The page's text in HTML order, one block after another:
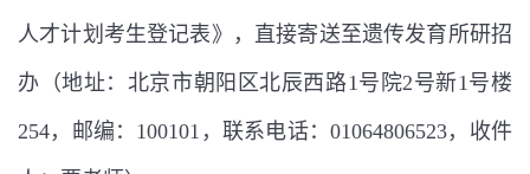
人才计划考生登记表》，直接寄送至遗传发育所研招
办 （地址：北京市朝阳区北辰西路1号院2号新1号楼
254，邮编： 100101 ，联系电话：01064806523，收件